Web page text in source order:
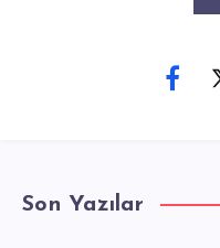
Son Yazılar